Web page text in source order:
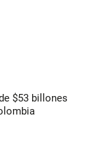
$53 billones